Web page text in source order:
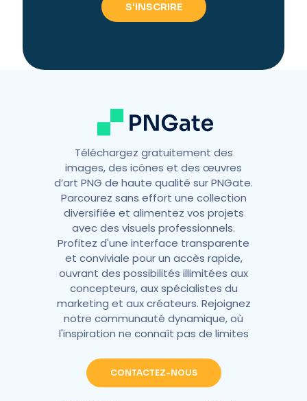
Téléchargez gratuitement des
images, des icônes et des œuvres
d’art PNG de haute qualité sur PNGate.
Parcourez sans effort une collection
diversifiée et alimentez vos projets
avec des visuels professionnels.
Profitez d'une interface transparente
et conviviale pour un accès rapide,
ouvrant des possibilités illimitées aux
concepteurs, aux spécialistes du
marketing et aux créateurs. Rejoignez
notre communauté dynamique, où
l'inspiration ne connaît pas de limites
CONTACTEZ-NOUS